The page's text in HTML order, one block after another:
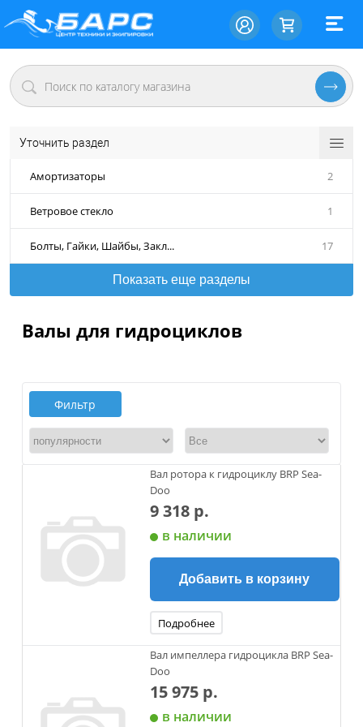
Уточнить раздел
Амортизаторы 2
Ветровое стекло 1
Болты, Гайки, Шайбы, Закл... 17
Показать еще разделы
Валы для гидроциклов
Фильтр
Вал ротора к гидроциклу BRP Sea-
Doo
9 318 р.
в наличии
Добавить в корзину
Подробнее
Вал импеллера гидроцикла BRP Sea-
Doo
15 975 р.
в наличии